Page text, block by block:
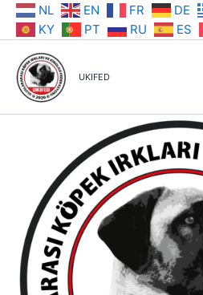
İçeriğe NL EN FR DE
KY
PT RU ES
UKIFED